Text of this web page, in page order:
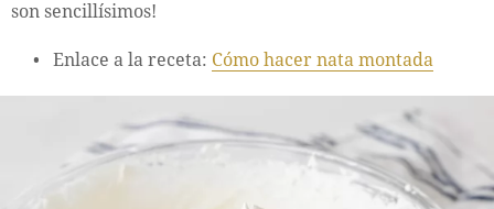
son sencillísimos!
Enlace a la receta: Cómo hacer nata montada